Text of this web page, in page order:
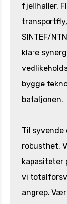
fjellhaller.
SINTEF/
klare
bygge
bataljonen.
Til syvende
robusthet.
kapasiteter
vi
angrep.